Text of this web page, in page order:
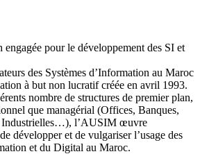
pour le développement des SI et
des Systèmes d’Information au Maroc
à but non lucratif créée en avril 1993.
nombre de structures de premier plan,
que managérial (Offices, Banques,
Industrielles…), l’AUSIM œuvre
développer et de vulgariser l’usage des
et du Digital au Maroc.